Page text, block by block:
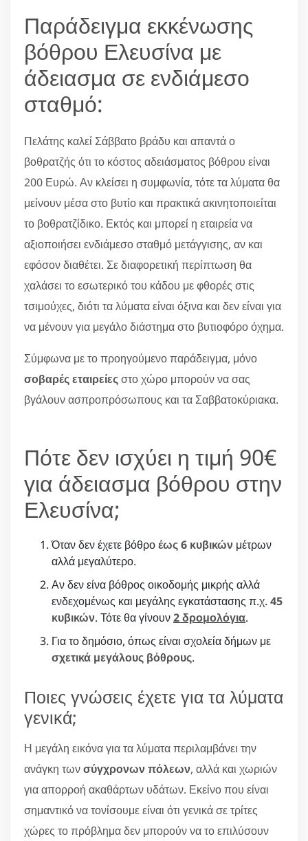
Παράδειγμα εκκένωσης
βόθρου Ελευσίνα με
άδειασμα σε ενδιάμεσο
σταθμό:
Πελάτης καλεί Σάββατο βράδυ και απαντά ο
βοθρατζής ότι το κόστος αδειάσματος βόθρου είναι
200 Ευρώ. Αν κλείσει η συμφωνία, τότε τα λύματα θα
μείνουν μέσα στο βυτίο και πρακτικά ακινητοποιείται
το βοθρατζίδικο. Εκτός και μπορεί η εταιρεία να
αξιοποιήσει ενδιάμεσο σταθμό μετάγγισης, αν και
εφόσον διαθέτει. Σε διαφορετική περίπτωση θα
χαλάσει το εσωτερικό του κάδου με φθορές στις
τσιμούχες, διότι τα λύματα είναι όξινα και δεν είναι για
να μένουν για μεγάλο διάστημα στο βυτιοφόρο όχημα.
Σύμφωνα με το προηγούμενο παράδειγμα, μόνο
σοβαρές εταιρείεςστο χώρο μπορούν να σας
βγάλουν ασπροπρόσωπους και τα Σαββατοκύριακα.
Πότε δεν ισχύει η τιμή 90€
για άδειασμα βόθρου στην
Ελευσίνα;
Όταν δεν έχετε βόθροέως 6 κυβικών μέτρων
αλλά μεγαλύτερο.
Αν δεν είνα βόθρος οικοδομής μικρής αλλά
ενδεχομένως και μεγάλης εγκατάστασης π.χ. 45
κυβικών. Τότε θα γίνουν2 δρομολόγια.
Για το δημόσιο, όπως είναι σχολεία δήμων με
σχετικά μεγάλους βόθρους.
Ποιες γνώσεις έχετε για τα λύματα
γενικά;
Η μεγάλη εικόνα για τα λύματα περιλαμβάνει την
ανάγκη τωνσύγχρονων πόλεων, αλλά και χωριών
για απορροή ακαθάρτων υδάτων. Εκείνο που είναι
σημαντικό να τονίσουμε είναι ότι γενικά σε τρίτες
χώρες το πρόβλημα δεν μπορούν να το επιλύσουν